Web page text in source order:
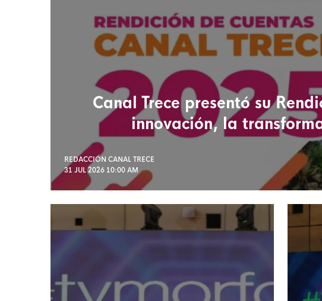
Canal Trece presentó su
innovación, la
REDACCIÓN CANAL TRECE
31 JUL 2026 10:00 AM